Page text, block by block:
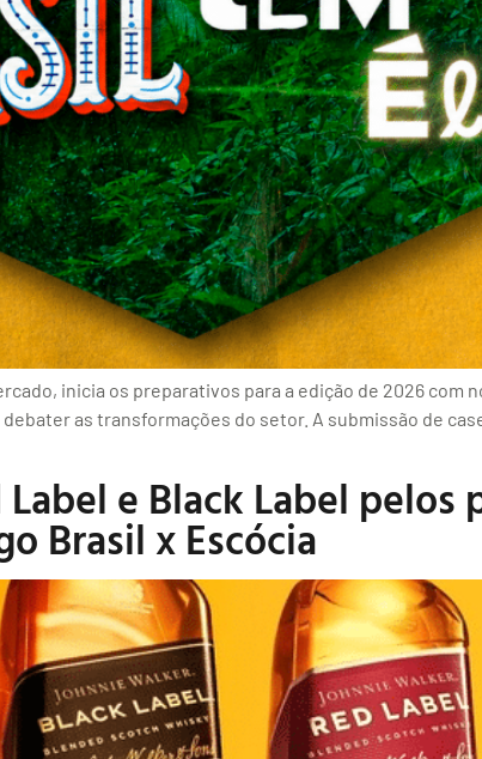
inicia os preparativos para a edição de 2026 com
as transformações do setor. A submissão de
e Black Label pelos
Brasil x Escócia